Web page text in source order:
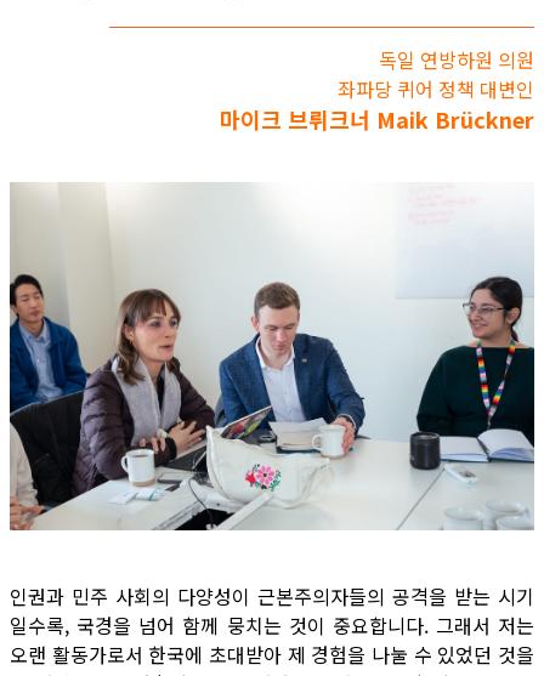
독일 연방하원 의원
좌파당 퀴어 정책 대변인
마이크 브뤼크너 Maik Brückner
인권과 민주 사회의 다양성이 근본주의자들의 공격을 받는 시기
일수록, 국경을 넘어 함께 뭉치는 것이 중요합니다. 그래서 저는
오랜 활동가로서 한국에 초대받아 제 경험을 나눌 수 있었던 것을